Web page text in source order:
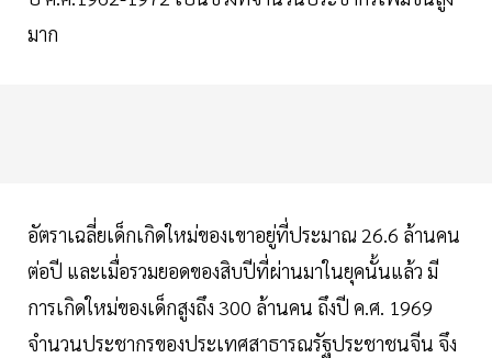
มาก
อัตราเฉลี่ยเด็กเกิดใหม่ของเขาอยู่ที่ประมาณ 26.6 ล้านคน
ต่อปี และเมื่อรวมยอดของสิบปีที่ผ่านมาในยุคนั้นแล้ว มี
การเกิดใหม่ของเด็กสูงถึง 300 ล้านคน ถึงปี ค.ศ. 1969
จำนวนประชากรของประเทศสาธารณรัฐประชาชนจีน จึง